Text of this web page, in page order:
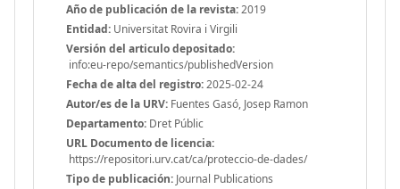
Año de publicación de la revista:2019
Entidad: Universitat Rovira i Virgili
Versión del articulo depositado:
info:eu-repo/semantics/publishedVersion
Fecha de alta del registro:2025-02-24
Autor/es de la URV: Fuentes Gasó, Josep Ramon
Departamento: Dret Públic
URL Documento de licencia:
https://repositori.urv.cat/ca/proteccio-de-dades/
Tipo de publicación: Journal Publications